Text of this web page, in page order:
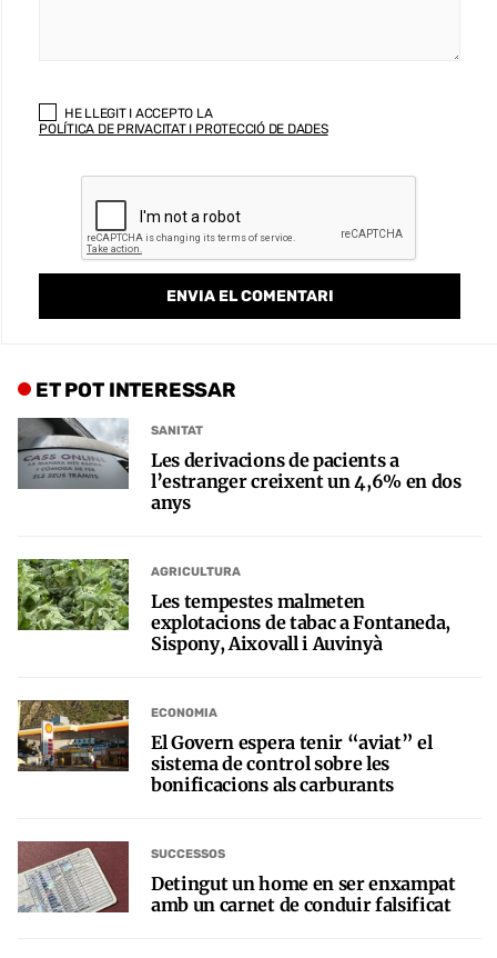
HE LLEGIT I ACCEPTO LA
POLÍTICA DE PRIVACITAT I PROTECCIÓ DE DADES
ET POT INTERESSAR
SANITAT
Les derivacions de pacients a
l’estranger creixent un 4,6% en dos
anys
AGRICULTURA
Les tempestes malmeten
explotacions de tabac a Fontaneda,
Sispony, Aixovall i Auvinyà
ECONOMIA
El Govern espera tenir “aviat” el
sistema de control sobre les
bonificacions als carburants
SUCCESSOS
Detingut un home en ser enxampat
amb un carnet de conduir falsificat